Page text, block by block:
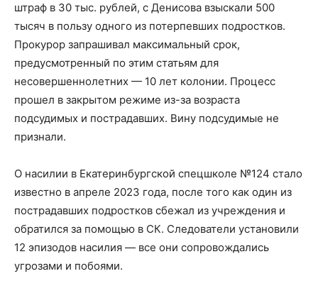
штраф в 30 тыс. рублей, с Денисова взыскали 500
тысяч в пользу одного из потерпевших подростков.
Прокурор запрашивал максимальный срок,
предусмотренный по этим статьям для
несовершеннолетних — 10 лет колонии. Процесс
прошел в закрытом режиме из-за возраста
подсудимых и пострадавших. Вину подсудимые не
признали.
О насилии в Екатеринбургской спецшколе №124 стало
известно в апреле 2023 года, после того как один из
пострадавших подростков сбежал из учреждения и
обратился за помощью в СК. Следователи установили
12 эпизодов насилия — все они сопровождались
угрозами и побоями.